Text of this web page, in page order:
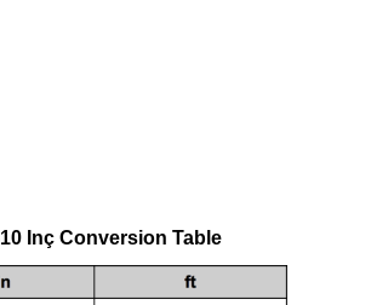
Inç Conversion Table